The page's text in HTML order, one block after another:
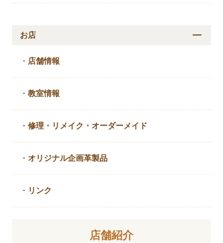
お店
・ 店舗情報
・教室情報
・修理・リメイク・ オーダーメイド
・ オリジナル企画革製品
・ リンク
店舗紹介